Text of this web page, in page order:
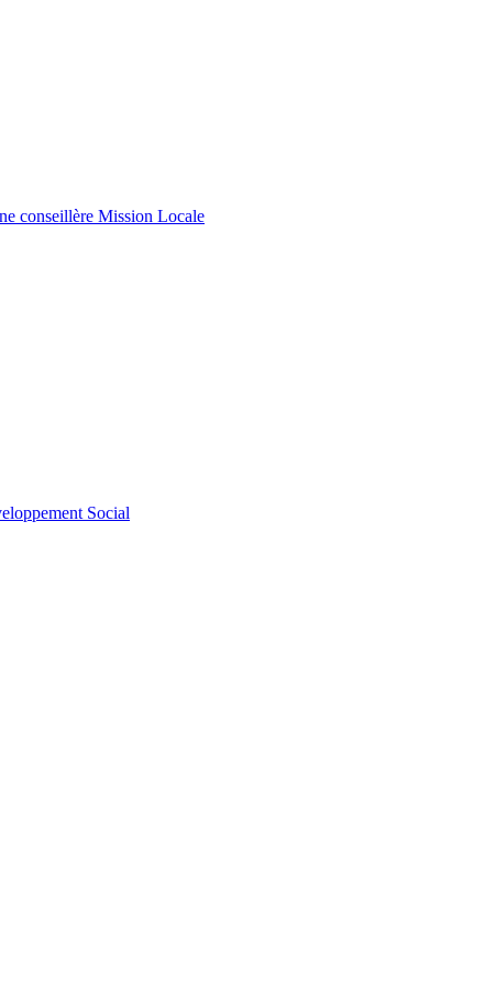
conseillère Mission Locale
Social